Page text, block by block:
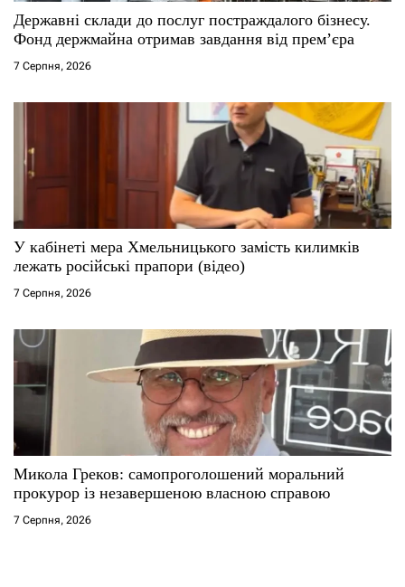
Державні склади до послуг постраждалого бізнесу.
Фонд держмайна отримав завдання від прем’єра
7 Серпня, 2026
У кабінеті мера Хмельницького замість килимків
лежать російські прапори (відео)
7 Серпня, 2026
Микола Греков: самопроголошений моральний
прокурор із незавершеною власною справою
7 Серпня, 2026